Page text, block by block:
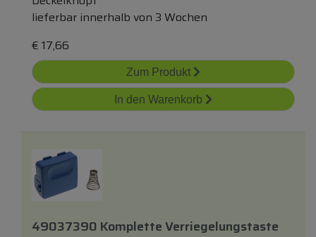
lieferbar innerhalb von 3 Wochen
€ 17,66
Zum Produkt
In den Warenkorb
49037390 Komplette Verriegelungstaste